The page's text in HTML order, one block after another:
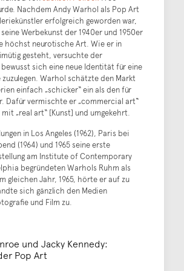
Nachdem Andy Warhol als Pop Art
erfolgreich geworden war,
Werbekunst der 1940er und 1950er
höchst neurotische Art. Wie er in
gesteht, versuchte der
sich eine neue Identität für eine
zuzulegen. Warhol schätzte den Markt
einfach „schicker“ ein als den für
Dafür vermischte er „commercial art“
„real art“ [Kunst] und umgekehrt.
in Los Angeles (1962), Paris bei
(1964) und 1965 seine erste
am Institute of Contemporary
begründeten Warhols Ruhm als
gleichen Jahr, 1965, hörte er auf zu
sich gänzlich den Medien
und Film zu.
und Jacky Kennedy:
Pop Art